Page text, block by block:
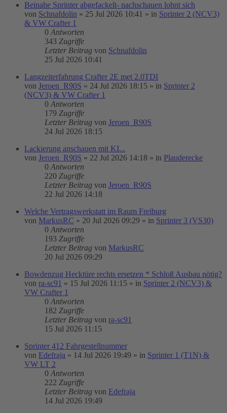
Beinahe Sprinter abgefackelt- nachschauen lohnt sich
von Schnafdolin » 25 Jul 2026 10:41 » in Sprinter 2 (NCV3)
& VW Crafter 1
0 Antworten
343 Zugriffe
Letzter Beitrag von Schnafdolin
25 Jul 2026 10:41
Langzeiterfahrung Crafter 2E met 2.0TDI
von Jeroen_R90S » 24 Jul 2026 18:15 » in Sprinter 2
(NCV3) & VW Crafter 1
0 Antworten
179 Zugriffe
Letzter Beitrag von Jeroen_R90S
24 Jul 2026 18:15
Lackierung anschauen mit KI...
von Jeroen_R90S » 22 Jul 2026 14:18 » in Plauderecke
0 Antworten
220 Zugriffe
Letzter Beitrag von Jeroen_R90S
22 Jul 2026 14:18
Welche Vertragswerkstatt im Raum Freiburg
von MarkusRC » 20 Jul 2026 09:29 » in Sprinter 3 (VS30)
0 Antworten
193 Zugriffe
Letzter Beitrag von MarkusRC
20 Jul 2026 09:29
Bowdenzug Hecktüre rechts ersetzen * Schloß Ausbau nötig?
von ra-sc91 » 15 Jul 2026 11:15 » in Sprinter 2 (NCV3) &
VW Crafter 1
0 Antworten
182 Zugriffe
Letzter Beitrag von ra-sc91
15 Jul 2026 11:15
Sprinter 412 Fahrgestellnummer
von Edefraja » 14 Jul 2026 19:49 » in Sprinter 1 (T1N) &
VW LT 2
0 Antworten
222 Zugriffe
Letzter Beitrag von Edefraja
14 Jul 2026 19:49